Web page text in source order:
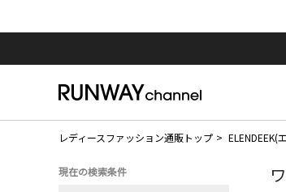
レディースファッション通販トップ ELENDEEK(
現在の検索条件